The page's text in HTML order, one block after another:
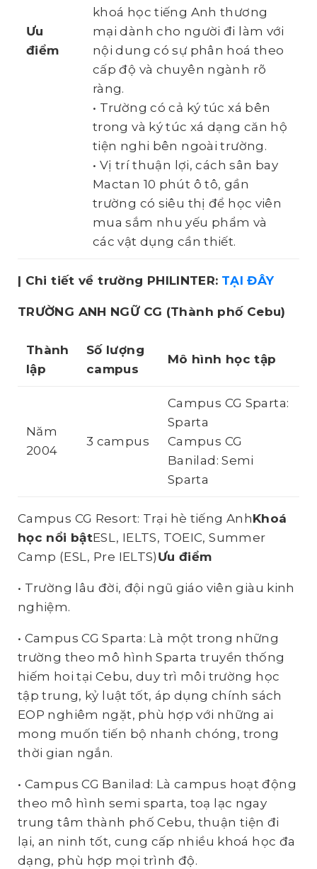
Ưu
điểm
khoá học tiếng Anh thương
mại dành cho người đi làm với
nội dung có sự phân hoá theo
cấp độ và chuyên ngành rõ
ràng.
• Trường có cả ký túc xá bên
trong và ký túc xá dạng căn hộ
tiện nghi bên ngoài trường.
• Vị trí thuận lợi, cách sân bay
Mactan 10 phút ô tô, gần
trường có siêu thị để học viên
mua sắm nhu yếu phẩm và
các vật dụng cần thiết.
| Chi tiết về trường PHILINTER: TẠI ĐÂY
TRƯỜNG ANH NGỮ CG (Thành phố Cebu)
Thành
lập
Số lượng
campus
Mô hình học tập
Năm
2004
3 campus
Campus CG Sparta:
Sparta
Campus CG
Banilad: Semi
Sparta
Campus CG Resort: Trại hè tiếng AnhKhoá
học nổi bậtESL, IELTS, TOEIC, Summer
Camp (ESL, Pre IELTS) Ưu điểm
• Trường lâu đời, đội ngũ giáo viên giàu kinh
nghiệm.
• Campus CG Sparta: Là một trong những
trường theo mô hình Sparta truyền thống
hiếm hoi tại Cebu, duy trì môi trường học
tập trung, kỷ luật tốt, áp dụng chính sách
EOP nghiêm ngặt, phù hợp với những ai
mong muốn tiến bộ nhanh chóng, trong
thời gian ngắn.
• Campus CG Banilad: Là campus hoạt động
theo mô hình semi sparta, toạ lạc ngay
trung tâm thành phố Cebu, thuận tiện đi
lại, an ninh tốt, cung cấp nhiều khoá học đa
dạng, phù hợp mọi trình độ.